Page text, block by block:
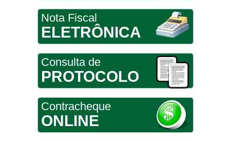
Nota Fiscal
ELETRÔNICA
Consulta de
PROTOCOLO
Contracheque
ONLINE